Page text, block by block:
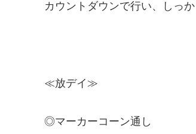
カウントダウンで行い、しっ
≪放デイ≫
◎マーカーコーン通し